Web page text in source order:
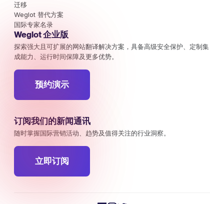
迁移
Weglot 替代方案
国际专家名录
Weglot 企业版
探索强大且可扩展的网站翻译解决方案，具备高级安全保护、定制集
成能力、运行时间保障及更多优势。
预约演示
订阅我们的新闻通讯
随时掌握国际营销活动、趋势及值得关注的行业洞察。
立即订阅